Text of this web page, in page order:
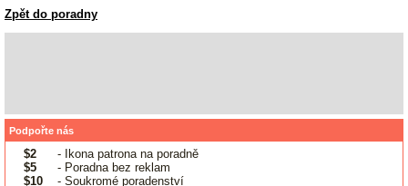
Zpět do poradny
Podpořte nás
$2
- Ikona patrona na poradně
$5
- Poradna bez reklam
$10
- Soukromé poradenství